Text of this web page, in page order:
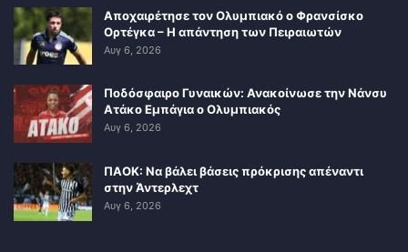
Αποχαιρέτησε τον Ολυμπιακό ο Φρανσίσκο
Ορτέγκα – Η απάντηση των Πειραιωτών
Αυγ 6, 2026
Ποδόσφαιρο Γυναικών: Ανακοίνωσε την Νάνσυ
Ατάκο Εμπάγια ο Ολυμπιακός
Αυγ 6, 2026
ΠΑΟΚ: Να βάλει βάσεις πρόκρισης απέναντι
στην Άντερλεχτ
Αυγ 6, 2026